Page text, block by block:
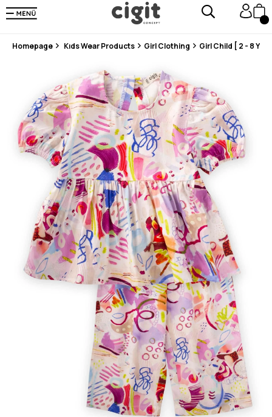
En Uygun Fiyat Garantisi !
300₺ ve Üzeri Alışverişlerde Kargo Ücretsiz !
Homepage Kıds Wear Products Girl Clothing Girl Child [ 2 - 8